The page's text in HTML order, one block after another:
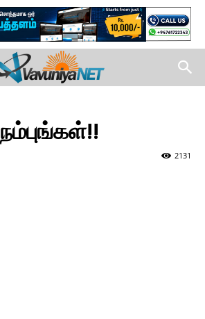
2131